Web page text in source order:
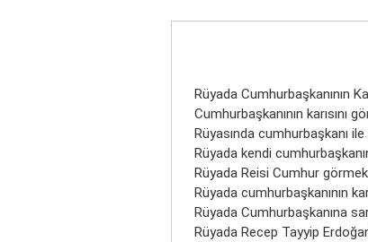
Rüyada Cumhurbaşkanının
Cumhurbaşkanının karısını
Rüyasında cumhurbaşkanı
Rüyada kendi
Rüyada Reisi Cumhur
Rüyada cumhurbaşkanının
Rüyada Cumhurbaşkanına
Rüyada Recep Tayyip